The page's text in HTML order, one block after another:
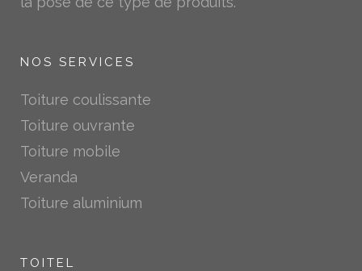
NOS SERVICES
Toiture coulissante
Toiture ouvrante
Toiture mobile
Veranda
Toiture aluminium
TOITEL